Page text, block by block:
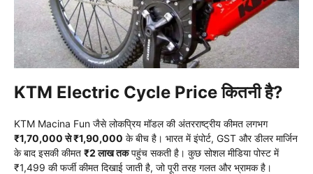
KTM Electric Cycle Price कितनी है?
KTM Macina Fun जैसे लोकप्रिय मॉडल की अंतरराष्ट्रीय कीमत लगभग
₹1,70,000 से ₹1,90,000 के बीच है। भारत में इंपोर्ट, GST और डीलर मार्जिन
के बाद इसकी कीमत ₹2 लाख तकपहुंच सकती है। कुछ सोशल मीडिया पोस्ट में
₹1,499 की फर्जी कीमत दिखाई जाती है, जो पूरी तरह गलत और भ्रामक है।